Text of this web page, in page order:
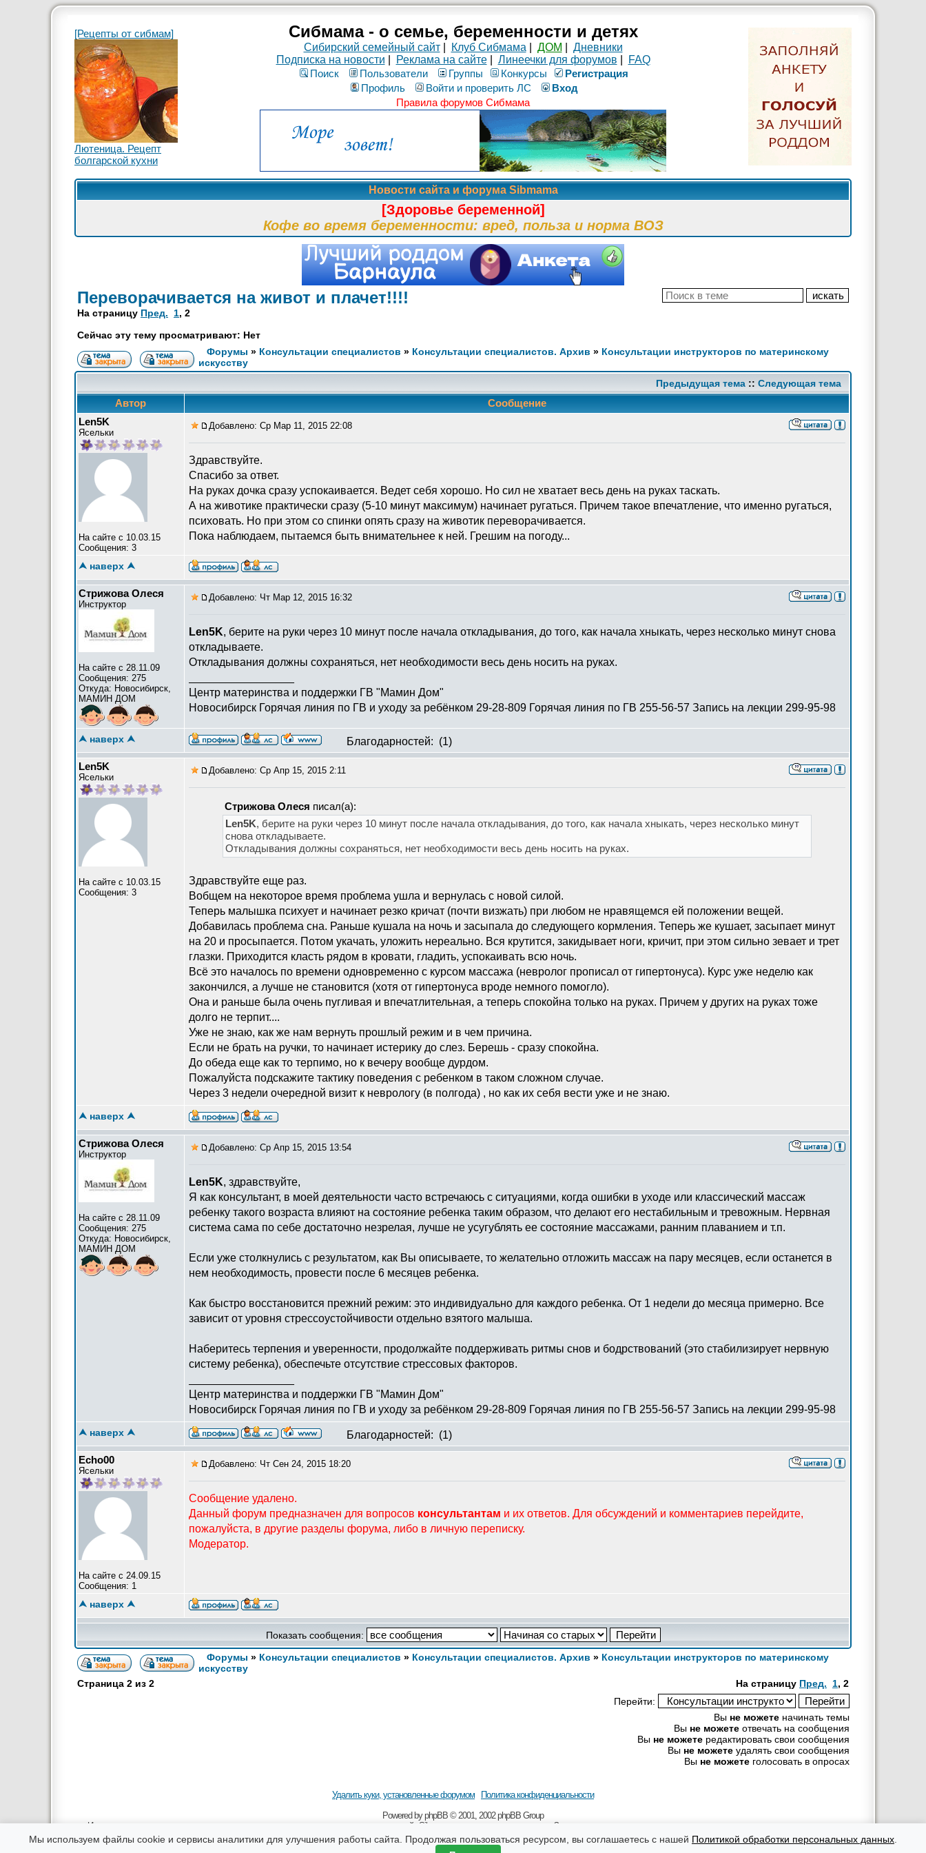
[Рецепты от сибмам]
Лютеница. Рецепт
болгарской кухни
Сибмама - о семье, беременности и детях
Сибирский семейный сайт| Клуб Сибмама ДОМ
Дневники
Подписка на новости
Реклама на сайте| Линеечки для форумов
FAQ
Поиск
Пользователи Группы Конкурсы
Рeгиcтpaция
Профиль
Войти и проверить ЛС
Вход
Правила форумов Сибмама
Новости сайта и форума Sibmama
[Здоровье беременной]
Кофе во время беременности: вред, польза и норма ВОЗ
Переворачивается на живот и плачет!!!!
На страницу Пред. 1, 2
Сейчас эту тему просматривают: Нет
Форумы » Консультации специалистов » Консультации специалистов. Архив » Консультации инструкторов по материнскому
искусству
Предыдущая тема :: Следующая тема
Автор
Сообщение
Len5K
Ясельки
На сайте с 10.03.15
Сообщения: 3
Добавлено: Ср Мар 11, 2015 22:08
Здравствуйте.
Спасибо за ответ.
На руках дочка сразу успокаивается. Ведет себя хорошо. Но сил не хватает весь день на руках таскать.
А на животике практически сразу (5-10 минут максимум) начинает ругаться. Причем такое впечатление, что именно ругаться,
психовать. Но при этом со спинки опять сразу на животик переворачивается.
Пока наблюдаем, пытаемся быть внимательнее к ней. Грешим на погоду...
⮝ наверх ⮝
Стрижова Олеся
Инструктор
На сайте с 28.11.09
Сообщения: 275
Откуда: Новосибирск,
МАМИН ДОМ
Добавлено: Чт Мар 12, 2015 16:32
Len5K, берите на руки через 10 минут после начала откладывания, до того, как начала хныкать, через несколько минут снова
откладываете.
Откладывания должны сохраняться, нет необходимости весь день носить на руках.
Центр материнства и поддержки ГВ "Мамин Дом"
Новосибирск Горячая линия по ГВ и уходу за ребёнком 29-28-809 Горячая линия по ГВ 255-56-57 Запись на лекции 299-95-98
⮝ наверх ⮝ Благодарностей: (1)
Len5K
Ясельки
На сайте с 10.03.15
Сообщения: 3
Добавлено: Ср Апр 15, 2015 2:11
Стрижова Олеся писал(а):
Len5K, берите на руки через 10 минут после начала откладывания, до того, как начала хныкать, через несколько минут
снова откладываете.
Откладывания должны сохраняться, нет необходимости весь день носить на руках.
Здравствуйте еще раз.
Вобщем на некоторое время проблема ушла и вернулась с новой силой.
Теперь малышка психует и начинает резко кричат (почти визжать) при любом не нравящемся ей положении вещей.
Добавилась проблема сна. Раньше кушала на ночь и засыпала до следующего кормления. Теперь же кушает, засыпает минут
на 20 и просыпается. Потом укачать, уложить нереально. Вся крутится, закидывает ноги, кричит, при этом сильно зевает и трет
глазки. Приходится класть рядом в кровати, гладить, успокаивать всю ночь.
Всё это началось по времени одновременно с курсом массажа (невролог прописал от гипертонуса). Курс уже неделю как
закончился, а лучше не становится (хотя от гипертонуса вроде немного помогло).
Она и раньше была очень пугливая и впечатлительная, а теперь спокойна только на руках. Причем у других на руках тоже
долго не терпит....
Уже не знаю, как же нам вернуть прошлый режим и в чем причина.
Если не брать на ручки, то начинает истерику до слез. Берешь - сразу спокойна.
До обеда еще как то терпимо, но к вечеру вообще дурдом.
Пожалуйста подскажите тактику поведения с ребенком в таком сложном случае.
Через 3 недели очередной визит к неврологу (в полгода) , но как их себя вести уже и не знаю.
⮝ наверх ⮝
Стрижова Олеся
Инструктор
На сайте с 28.11.09
Сообщения: 275
Откуда: Новосибирск,
МАМИН ДОМ
Добавлено: Ср Апр 15, 2015 13:54
Len5K, здравствуйте,
Я как консультант, в моей деятельности часто встречаюсь с ситуациями, когда ошибки в уходе или классический массаж
ребенку такого возраста влияют на состояние ребенка таким образом, что делают его нестабильным и тревожным. Нервная
система сама по себе достаточно незрелая, лучше не усугублять ее состояние массажами, ранним плаванием и т.п.
Если уже столкнулись с результатом, как Вы описываете, то желательно отложить массаж на пару месяцев, если останется в
нем необходимость, провести после 6 месяцев ребенка.
Как быстро восстановится прежний режим: это индивидуально для каждого ребенка. От 1 недели до месяца примерно. Все
зависит от уровня стрессоустойчивости отдельно взятого малыша.
Наберитесь терпения и уверенности, продолжайте поддерживать ритмы снов и бодрствований (это стабилизирует нервную
систему ребенка), обеспечьте отсутствие стрессовых факторов.
Центр материнства и поддержки ГВ "Мамин Дом"
Новосибирск Горячая линия по ГВ и уходу за ребёнком 29-28-809 Горячая линия по ГВ 255-56-57 Запись на лекции 299-95-98
⮝ наверх ⮝ Благодарностей: (1)
Echo00
Ясельки
На сайте с 24.09.15
Сообщения: 1
Добавлено: Чт Сен 24, 2015 18:20
Сообщение удалено.
Данный форум предназначен для вопросов консультантам и их ответов. Для обсуждений и комментариев перейдите,
пожалуйста, в другие разделы форума, либо в личную переписку.
Модератор.
⮝ наверх ⮝
Показать сообщения:
Форумы » Консультации специалистов » Консультации специалистов. Архив » Консультации инструкторов по материнскому
искусству
Страница 2 из 2 На страницу Пред. 1, 2
Перейти:
Вы не можете начинать темы
Вы не можете отвечать на сообщения
Вы не можете редактировать свои сообщения
Вы не можете удалять свои сообщения
Вы не можете голосовать в опросах
Удалить куки, установленные форумом
Политика конфиденциальности
Powered byрhрВВ © 2001, 2002 рhрВВ Grоuр
Использование материалов возможно только в интернете при наличии гиперссылки на сайт Sibmama.ru и с указанием авторства. За содержание рекламных материалов ответственность несут рекламодатели.
Администрация не несет ответственности за сообщения, оставляемые посетителями сайта. Помните, что по вопросам, касающимся здоровья, необходимо консультироваться с врачом.
Мы используем файлы cookie и сервисы аналитики для улучшения работы сайта. Продолжая пользоваться ресурсом, вы соглашаетесь с нашей Политикой обработки персональных данных